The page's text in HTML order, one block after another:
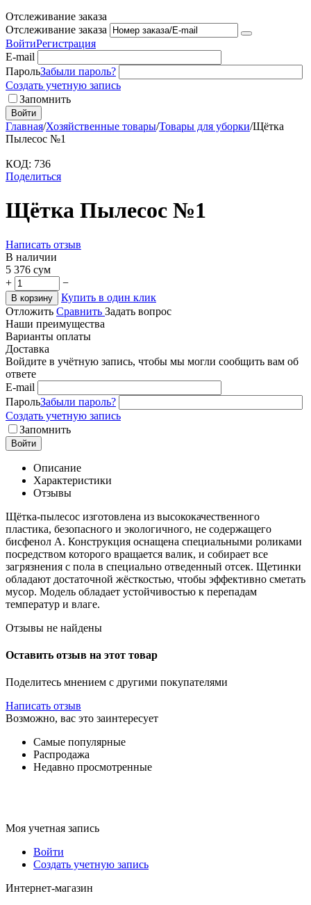
Отслеживание заказа
Отслеживание заказа
ВойтиРегистрация
E-mail
ПарольЗабыли пароль?
Создать учетную запись
Запомнить
Войти
Главная/Хозяйственные товары/Товары для уборки/Щётка
Пылесос №1
КОД: 736
Поделиться
Щётка Пылесос №1
Написать отзыв
В наличии
5 376 сум
+
−
В корзину
Купить в один клик
Отложить Сравнить Задать вопрос
Наши преимущества
Варианты оплаты
Доставка
Войдите в учётную запись, чтобы мы могли сообщить вам об
ответе
E-mail
ПарольЗабыли пароль?
Создать учетную запись
Запомнить
Войти
Описание
Характеристики
Отзывы
Щётка-пылесос изготовлена из высококачественного
пластика, безопасного и экологичного, не содержащего
бисфенол А. Конструкция оснащена специальными роликами
посредством которого вращается валик, и собирает все
загрязнения с пола в специально отведенный отсек. Щетинки
обладают достаточной жёсткостью, чтобы эффективно сметать
мусор. Модель обладает устойчивостью к перепадам
температур и влаге.
Отзывы не найдены
Оставить отзыв на этот товар
Поделитесь мнением с другими покупателями
Написать отзыв
Возможно, вас это заинтересует
Самые популярные
Распродажа
Недавно просмотренные
Моя учетная запись
Войти
Создать учетную запись
Интернет-магазин